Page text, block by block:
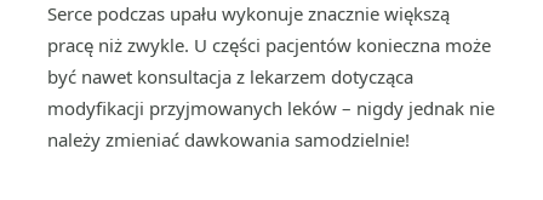
Serce podczas upału wykonuje znacznie większą
pracę niż zwykle. U części pacjentów konieczna może
być nawet konsultacja z lekarzem dotycząca
modyfikacji przyjmowanych leków – nigdy jednak nie
należy zmieniać dawkowania samodzielnie!